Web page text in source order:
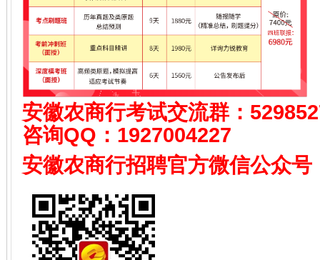
安徽农商行考试交流群：
咨询QQ： 1927004227
安徽农商行招聘官方微信公众号